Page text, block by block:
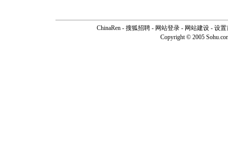
ChinaRen - 搜狐招聘 - 网站登录 - 网站建设 - 设置
Copyright © 2005